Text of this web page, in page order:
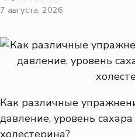
7 августа, 2026
Как различные
давление, уровень
холестерина?